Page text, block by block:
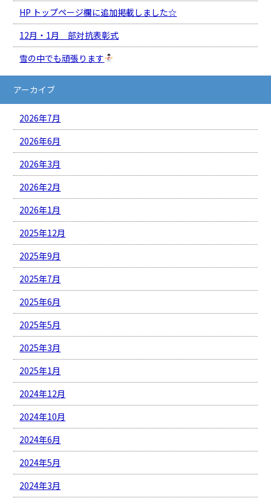
HP トップページ欄に追加掲載しました☆
12月・1月 部対抗表彰式
雪の中でも頑張ります
アーカイブ
2026年7月
2026年6月
2026年3月
2026年2月
2026年1月
2025年12月
2025年9月
2025年7月
2025年6月
2025年5月
2025年3月
2025年1月
2024年12月
2024年10月
2024年6月
2024年5月
2024年3月